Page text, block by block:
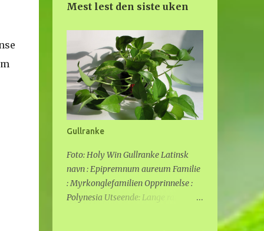
Mest lest den siste uken
Gullranke
Foto: Holy Win Gullranke Latinsk
navn : Epipremnum aureum Familie
: Myrkonglefamilien Opprinnelse :
Polynesia Utseende: Lange ranker,